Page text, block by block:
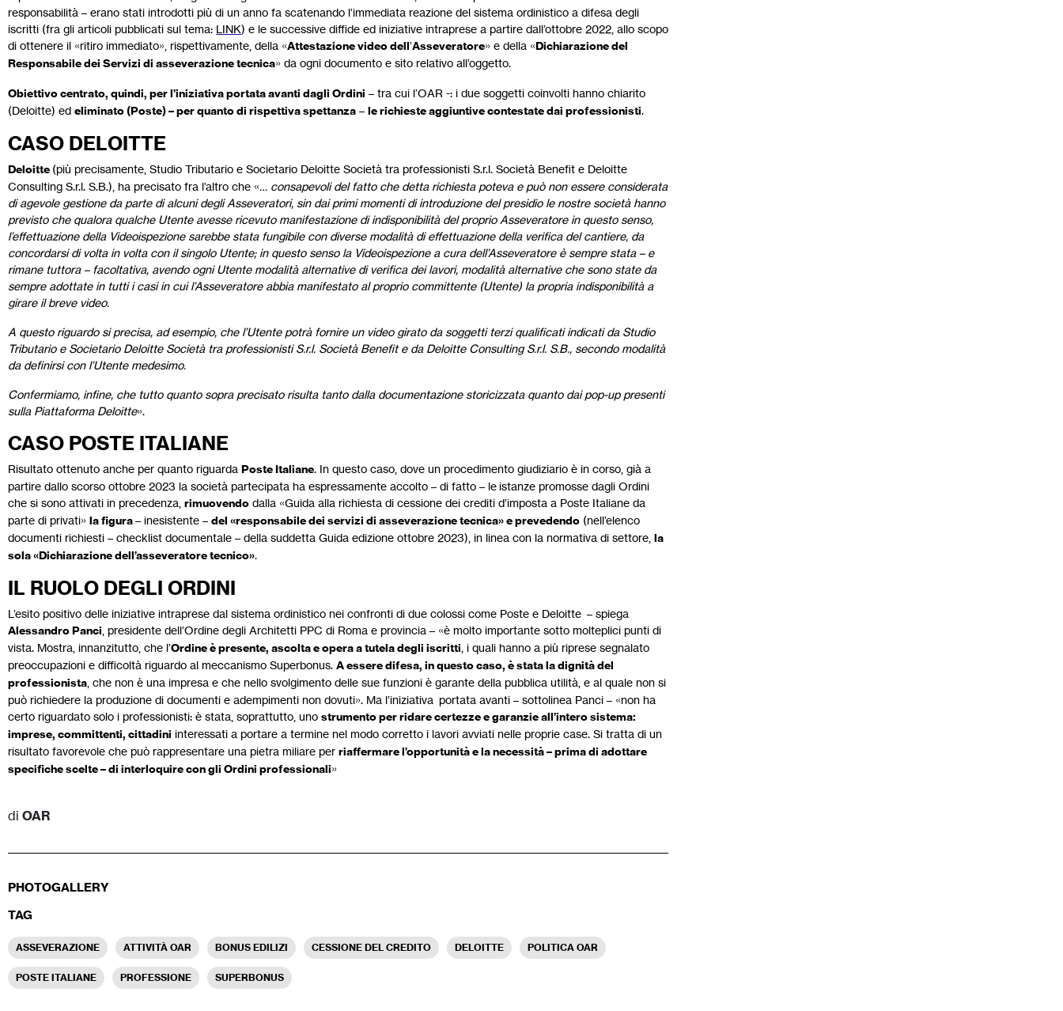
responsabilità – erano stati introdotti più di un anno fa scatenando l’immediata reazione del sistema ordinistico a difesa degli
iscritti (fra gli articoli pubblicati sul tema: LINK) e le successive diffide ed iniziative intraprese a partire dall’ottobre 2022, allo scopo
di ottenere il «ritiro immediato», rispettivamente, della «Attestazione video dell’Asseveratore» e della «Dichiarazione del
Responsabile dei Servizi di asseverazione tecnica» da ogni documento e sito relativo all’oggetto.
Obiettivo centrato, quindi, per l’iniziativa portata avanti dagli Ordini – tra cui l’OAR -: i due soggetti coinvolti hanno chiarito
(Deloitte) ed eliminato (Poste) – per quanto di rispettiva spettanza – le richieste aggiuntive contestate dai professionisti.
CASO DELOITTE
Deloitte (più precisamente, Studio Tributario e Societario Deloitte Società tra professionisti S.r.l. Società Benefit e ​Deloitte
Consulting S.r.l. S.B.), ha precisato fra l’altro che «… consapevoli del fatto che detta richiesta poteva e può non essere considerata
di agevole gestione da parte di alcuni degli Asseveratori, sin dai primi momenti di introduzione del presidio le nostre società hanno
previsto che qualora qualche Utente avesse ricevuto manifestazione di indisponibilità del proprio Asseveratore in questo senso,
l’effettuazione della Videoispezione sarebbe stata fungibile con diverse modalità di effettuazione della verifica del cantiere, da
concordarsi di volta in volta con il singolo Utente; in questo senso la Videoispezione a cura dell’Asseveratore è sempre stata – e
rimane tuttora – facoltativa, avendo ogni Utente modalità alternative di verifica dei lavori, modalità alternative che sono state da
sempre adottate in tutti i casi in cui l’Asseveratore abbia manifestato al proprio committente (Utente) la propria indisponibilità a
girare il breve video.
A questo riguardo si precisa, ad esempio, che l’Utente potrà fornire un video girato da soggetti terzi qualificati indicati da Studio
Tributario e Societario Deloitte Società tra professionisti S.r.l. Società Benefit e da Deloitte Consulting S.r.l. S.B., secondo modalità
da definirsi con l’Utente medesimo.
Confermiamo, infine, che tutto quanto sopra precisato risulta tanto dalla documentazione storicizzata quanto dai pop-up presenti
sulla Piattaforma Deloitte».
CASO POSTE ITALIANE
Risultato ottenuto anche per quanto riguarda Poste Italiane. In questo caso, dove un procedimento giudiziario è in corso, già a
partire dallo scorso ottobre 2023 la società partecipata ha espressamente accolto – di fatto – le istanze promosse dagli Ordini
che si sono attivati in precedenza, rimuovendo dalla «Guida alla richiesta di cessione dei crediti d’imposta a Poste Italiane da
parte di privati» la figura– inesistente – del «responsabile dei servizi di asseverazione tecnica» e prevedendo (nell’elenco
documenti richiesti – checklist documentale – della suddetta Guida edizione ottobre 2023), in linea con la normativa di settore, la
sola «Dichiarazione dell’asseveratore tecnico».
IL RUOLO DEGLI ORDINI
L’esito positivo delle iniziative intraprese dal sistema ordinistico nei confronti di due colossi come Poste e Deloitte – spiega
Alessandro Panci , presidente dell’Ordine degli Architetti PPC di Roma e provincia – «è molto importante sotto molteplici punti di
vista. Mostra, innanzitutto, che l’Ordine è presente, ascolta e opera a tutela degli iscritti , i quali hanno a più riprese segnalato
preoccupazioni e difficoltà riguardo al meccanismo Superbonus. A essere difesa, in questo caso, è stata la dignità del
professionista , che non è una impresa e che nello svolgimento delle sue funzioni è garante della pubblica utilità, e al quale non si
può richiedere la produzione di documenti e adempimenti non dovuti». Ma l’iniziativa portata avanti – sottolinea Panci – «non ha
certo riguardato solo i professionisti: è stata, soprattutto, uno strumento per ridare certezze e garanzie all’intero sistema:
imprese, committenti, cittadini interessati a portare a termine nel modo corretto i lavori avviati nelle proprie case. Si tratta di un
risultato favorevole che può rappresentare una pietra miliare per riaffermare l’opportunità e la necessità – prima di adottare
specifiche scelte – di interloquire con gli Ordini professionali»
di OAR
PHOTOGALLERY
TAG
ASSEVERAZIONE ATTIVITÀ OAR BONUS EDILIZI CESSIONE DEL CREDITO DELOITTE POLITICA OAR
POSTE ITALIANE PROFESSIONE SUPERBONUS